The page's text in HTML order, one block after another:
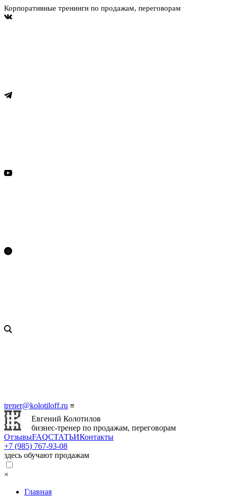
Корпоративные тренинги по продажам, переговорам
trener@kolotiloff.ru ≡
Евгений Колотилов
бизнес-тренер по продажам, переговорам
ОтзывыFAQСТАТЬИКонтакты
+7 (985) 767‑93‑08
здесь обучают продажам
×
Главная